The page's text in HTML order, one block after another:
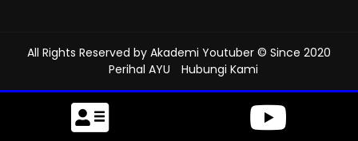
All Rights Reserved by Akademi Youtuber © Since 2020
Perihal AYU
Hubungi Kami